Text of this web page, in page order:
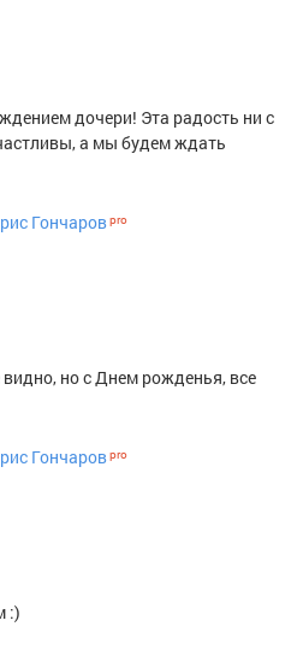
дочери! Эта радость ни с
а мы будем ждать
Гончаров
но с Днем рожденья, все
Гончаров
:)